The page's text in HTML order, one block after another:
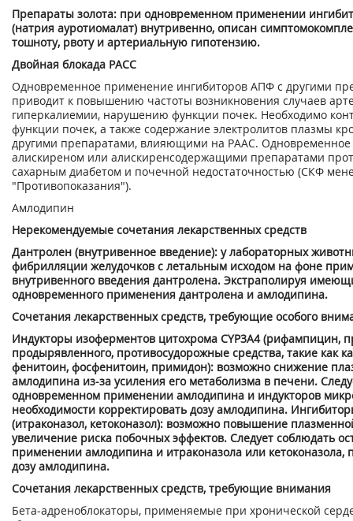
Препараты золота: при одновременном применении
(натрия ауротиомалат) внутривенно, описан
тошноту, рвоту и артериальную гипотензию.
Двойная блокада РАСС
Одновременное применение ингибиторов АПФ с другими
приводит к повышению частоты возникновения случаев
гиперкалиемии, нарушению функции почек. Необходимо
функции почек, а также содержание электролитов плазмы
другими препаратами, влияющими на РААС.
алискиреном или алискиренсодержащими препаратами
сахарным диабетом и почечной недостаточностью (СКФ
"Противопоказания").
Амлодипин
Нерекомендуемые сочетания лекарственных средств
Дантролен (внутривенное введение): у лабораторных
фибрилляции желудочков с летальным исходом на фоне
внутривенного введения дантролена. Экстраполируя
одновременного применения дантролена и амлодипина.
Сочeтaния лекарственных средств, требующие особого
Индукторы изоферментов цитохрома CYP3A4 (рифампицин,
продырявленного, противосудорожные средства, такие как
фенитоин, фосфенитоин, примидон): возможно снижение
амлодипина из-за усиления его метаболизма в печени.
одновременном применении амлодипина и индукторов
необходимости корректировать дозу амлодипина.
(итраконазол, кетоконазол): возможно повышение
увеличение риска побочных эффектов. Следует соблюдать
применении амлодипина и итраконазола или кетоконазола,
дозу амлодипина.
Сочетания лекарственных средств, требующие внимания
Бета-адреноблокаторы, применяемые при хронической